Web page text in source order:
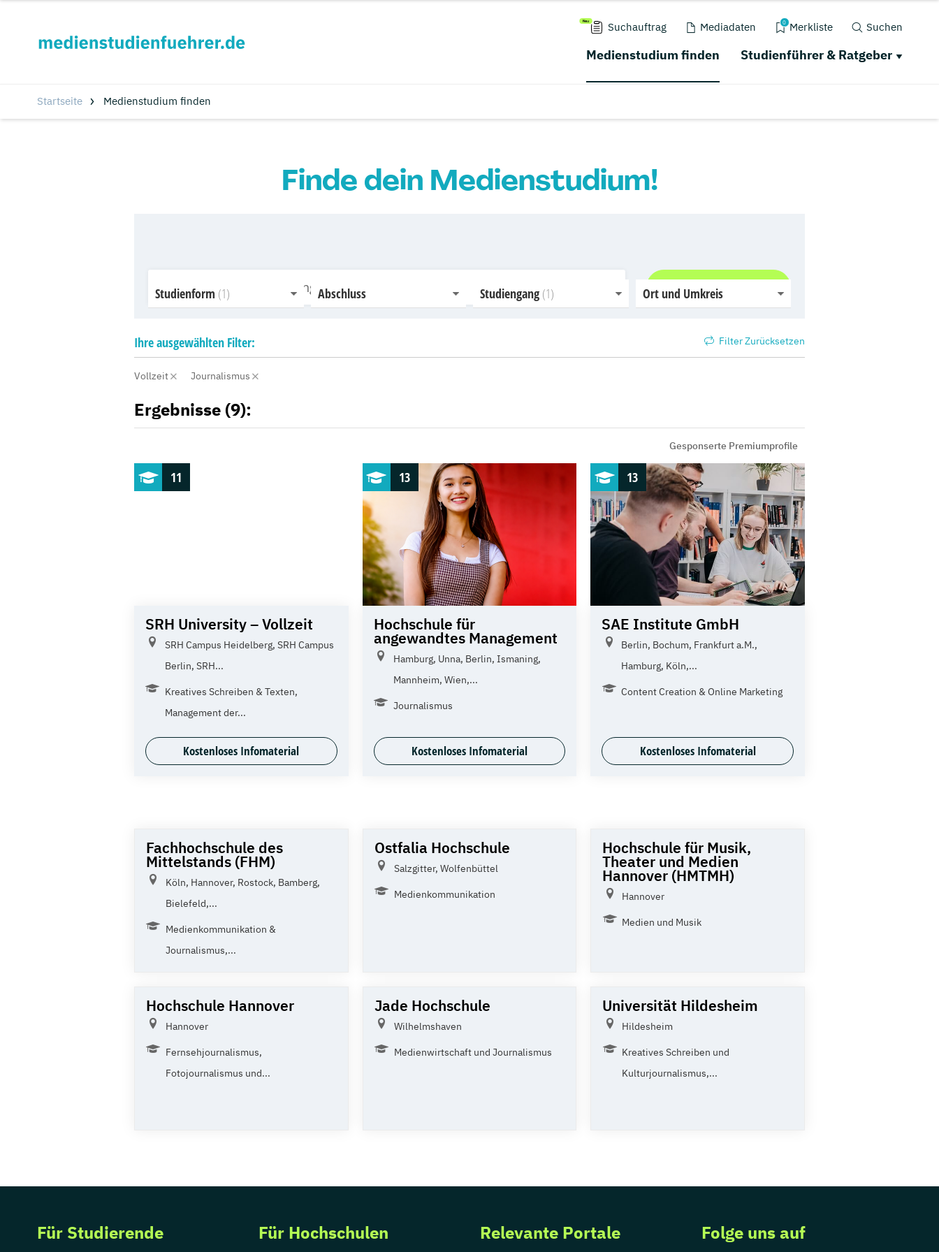
Suchauftrag Mediadaten 0 Merkliste Suchen
Medienstudium finden Studienführer & Ratgeber
Startseite Medienstudium finden
Finde dein Medienstudium!
Jetzt finden
Ihreausgewählten Filter: Filter Zurücksetzen
Vollzeit Journalismus
Studienform Abschluss Studiengang Ort und Umkreis
Ergebnisse (9):
Gesponserte Premiumprofile
11
SRH University – Vollzeit
SRH Campus Heidelberg, SRH Campus
Berlin, SRH...
Kreatives Schreiben & Texten,
Management der...
Kostenloses Infomaterial
13
Hochschule für
angewandtes Management
Hamburg, Unna, Berlin, Ismaning,
Mannheim, Wien,...
Journalismus
Kostenloses Infomaterial
13
SAE Institute GmbH
Berlin, Bochum, Frankfurt a.M.,
Hamburg, Köln,...
Content Creation & Online Marketing
Kostenloses Infomaterial
Fachhochschule des
Mittelstands (FHM)
Köln, Hannover, Rostock, Bamberg,
Bielefeld,...
Medienkommunikation &
Journalismus,...
Ostfalia Hochschule
Salzgitter, Wolfenbüttel
Medienkommunikation
Hochschule für Musik,
Theater und Medien
Hannover (HMTMH)
Hannover
Medien und Musik
Hochschule Hannover
Hannover
Fernsehjournalismus,
Fotojournalismus und...
Jade Hochschule
Wilhelmshaven
Medienwirtschaft und Journalismus
Universität Hildesheim
Hildesheim
Kreatives Schreiben und
Kulturjournalismus,...
Für Studierende Für Hochschulen Relevante Portale Folge uns auf